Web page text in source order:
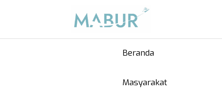
Beranda
Masyarakat